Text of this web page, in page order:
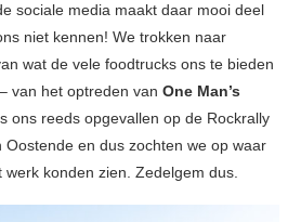
sociale media maakt daar mooi deel
niet kennen! We trokken naar
wat de vele foodtrucks ons te bieden
van het optreden van One Man’s
ons reeds opgevallen op de Rockrally
Oostende en dus zochten we op waar
konden zien. Zedelgem dus.